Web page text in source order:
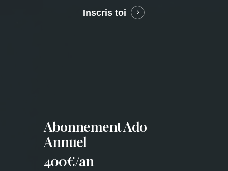
Inscris toi
Abonnement Ado
Annuel
400€/an